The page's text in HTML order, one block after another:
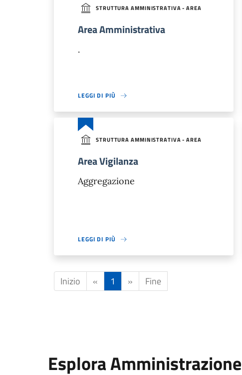
STRUTTURA AMMINISTRATIVA - AREA
Area Amministrativa
.
LEGGI DI PIÙ
STRUTTURA AMMINISTRATIVA - AREA
Area Vigilanza
Aggregazione
LEGGI DI PIÙ
Inizio « 1 » Fine
Esplora Amministrazione